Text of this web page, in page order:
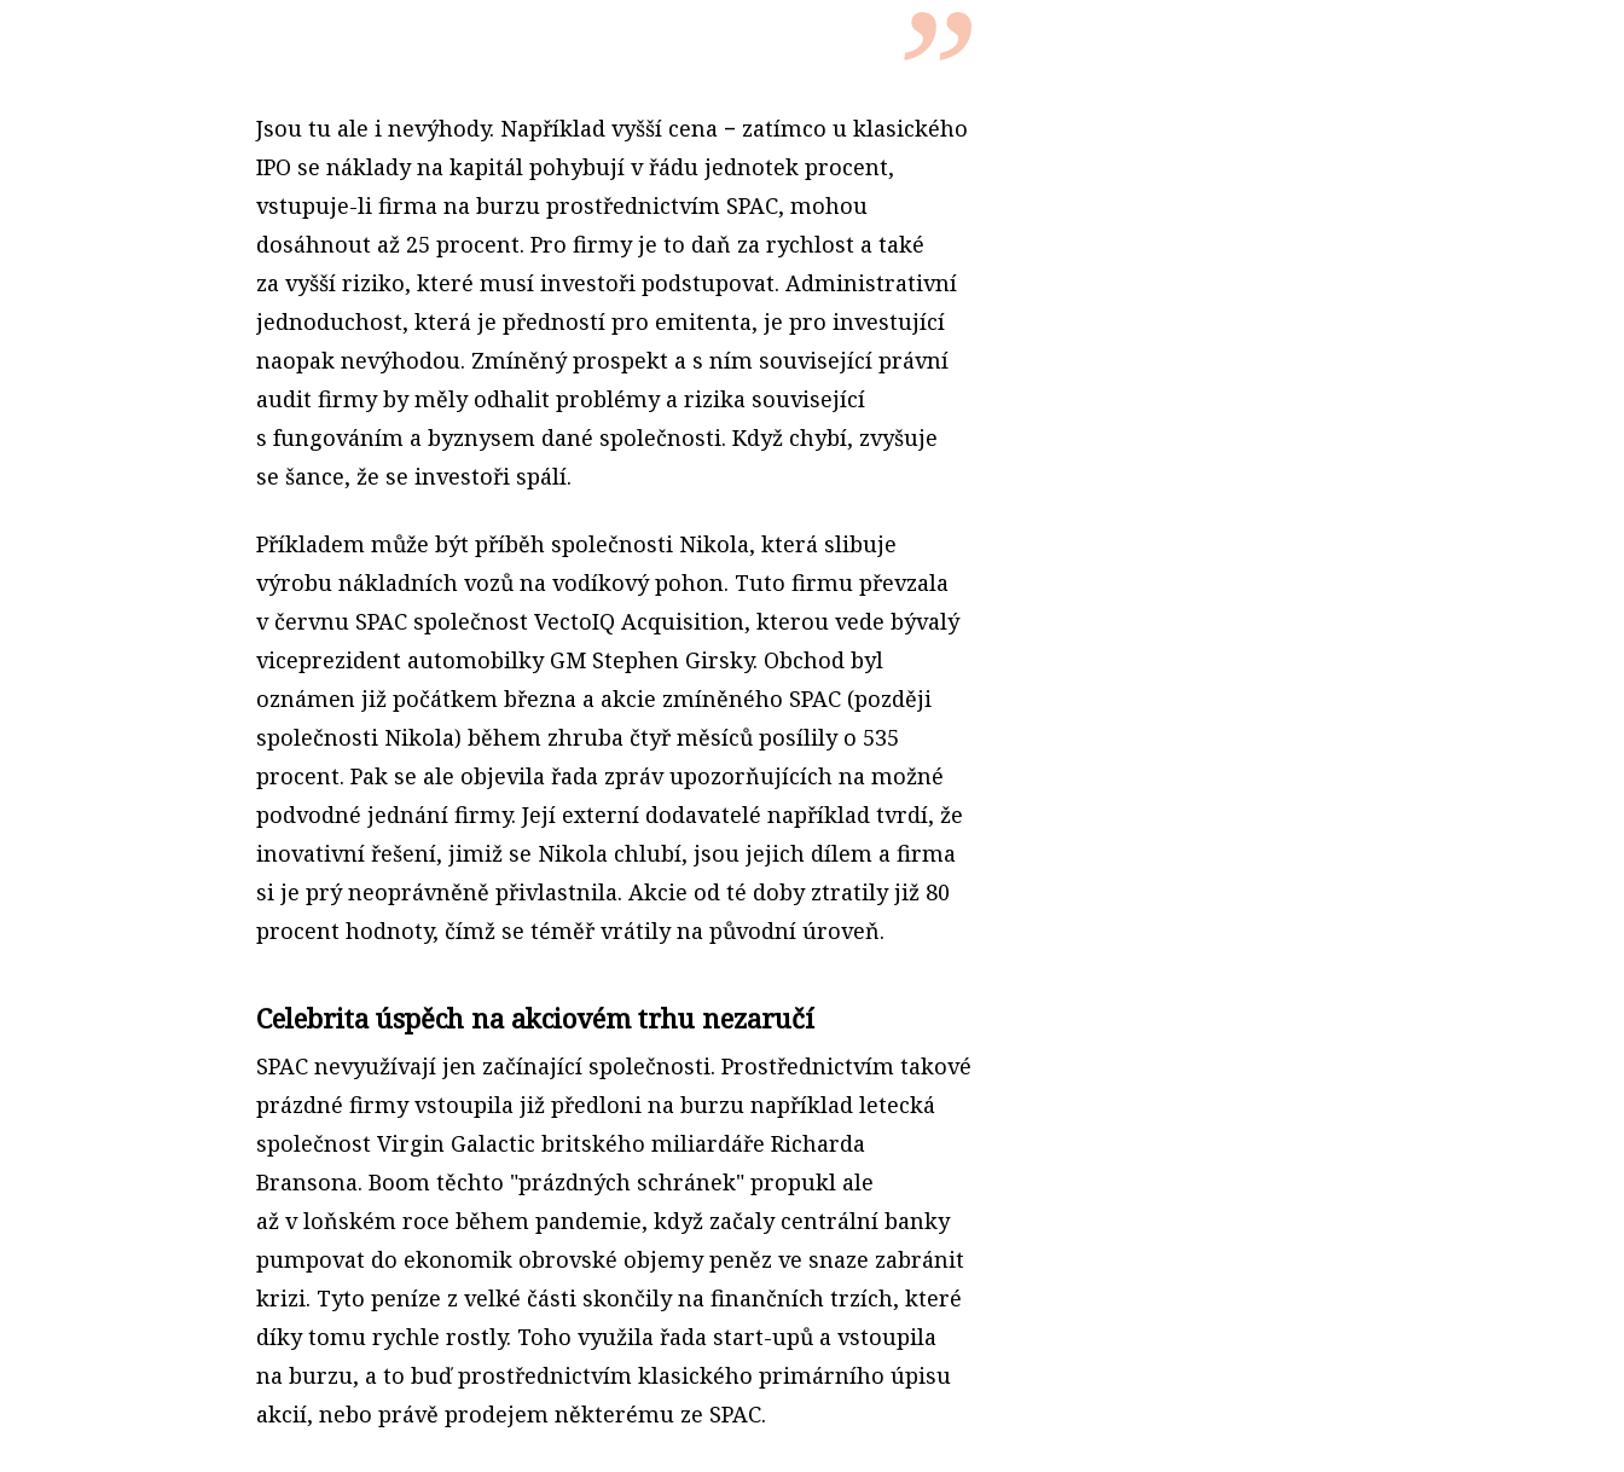
Jsou tu ale i nevýhody. Například vyšší cena − zatímco u klasického
IPO se náklady na kapitál pohybují v řádu jednotek procent,
vstupuje-li firma na burzu prostřednictvím SPAC, mohou
dosáhnout až 25 procent. Pro firmy je to daň za rychlost a také
za vyšší riziko, které musí investoři podstupovat. Administrativní
jednoduchost, která je předností pro emitenta, je pro investující
naopak nevýhodou. Zmíněný prospekt a s ním související právní
audit firmy by měly odhalit problémy a rizika související
s fungováním a byznysem dané společnosti. Když chybí, zvyšuje
se šance, že se investoři spálí.
Příkladem může být příběh společnosti Nikola, která slibuje
výrobu nákladních vozů na vodíkový pohon. Tuto firmu převzala
v červnu SPAC společnost VectoIQ Acquisition, kterou vede bývalý
viceprezident automobilky GM Stephen Girsky. Obchod byl
oznámen již počátkem března a akcie zmíněného SPAC (později
společnosti Nikola) během zhruba čtyř měsíců posílily o 535
procent. Pak se ale objevila řada zpráv upozorňujících na možné
podvodné jednání firmy. Její externí dodavatelé například tvrdí, že
inovativní řešení, jimiž se Nikola chlubí, jsou jejich dílem a firma
si je prý neoprávněně přivlastnila. Akcie od té doby ztratily již 80
procent hodnoty, čímž se téměř vrátily na původní úroveň.
Celebrita úspěch na akciovém trhu nezaručí
SPAC nevyužívají jen začínající společnosti. Prostřednictvím takové
prázdné firmy vstoupila již předloni na burzu například letecká
společnost Virgin Galactic britského miliardáře Richarda
Bransona. Boom těchto "prázdných schránek" propukl ale
až v loňském roce během pandemie, když začaly centrální banky
pumpovat do ekonomik obrovské objemy peněz ve snaze zabránit
krizi. Tyto peníze z velké části skončily na finančních trzích, které
díky tomu rychle rostly. Toho využila řada start-upů a vstoupila
na burzu, a to buď prostřednictvím klasického primárního úpisu
akcií, nebo právě prodejem některému ze SPAC.